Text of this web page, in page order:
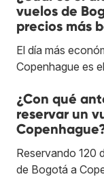
vuelos de
precios más
El día más
Copenhague es
¿Con qué
reservar un
Reservando 120
de Bogotá a